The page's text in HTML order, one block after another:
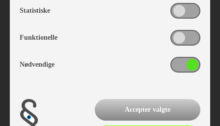
kr 1.350,-
Statistiske
Funktionelle
Nødvendige
Accepter valgte